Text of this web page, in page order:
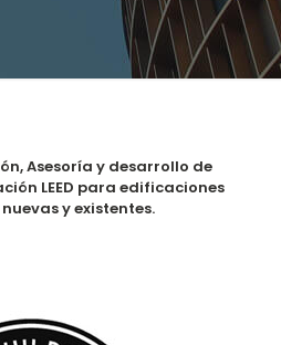
Asesoría y desarrollo de
LEED para edificaciones
y existentes.